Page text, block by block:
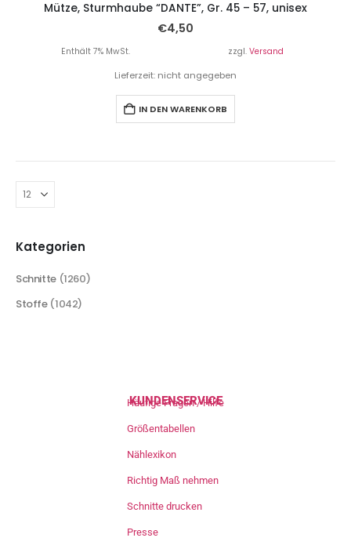
Mütze, Sturmhaube “DANTE”, Gr. 45 – 57, unisex
€4,50
Enthält 7% MwSt. zzgl. Versand
Lieferzeit: nicht angegeben
IN DEN WARENKORB
Kategorien
Schnitte (1260)
Stoffe (1042)
KUNDENSERVICE
Häufige Fragen / Hilfe
Größentabellen
Nählexikon
Richtig Maß nehmen
Schnitte drucken
Presse